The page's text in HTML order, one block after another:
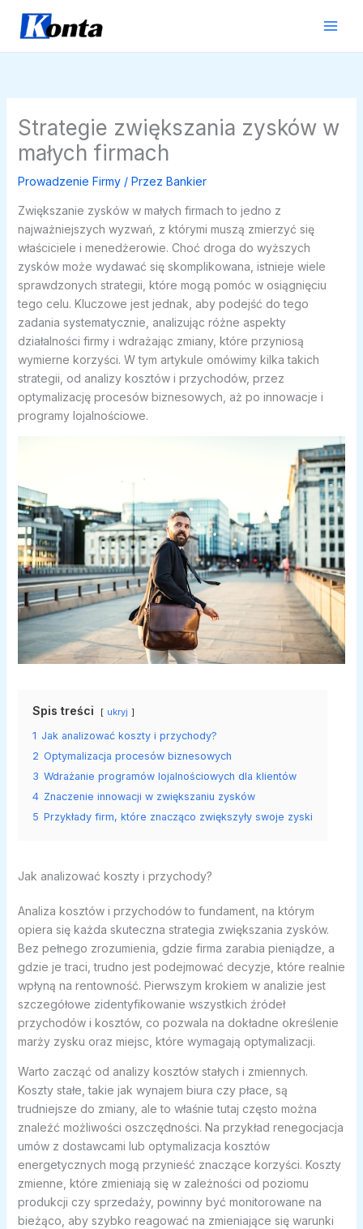
Strategie zwiększania zysków w
małych firmach
Prowadzenie Firmy/ Przez Bankier
Zwiększanie zysków w małych firmach to jedno z
najważniejszych wyzwań, z którymi muszą zmierzyć się
właściciele i menedżerowie. Choć droga do wyższych
zysków może wydawać się skomplikowana, istnieje wiele
sprawdzonych strategii, które mogą pomóc w osiągnięciu
tego celu. Kluczowe jest jednak, aby podejść do tego
zadania systematycznie, analizując różne aspekty
działalności firmy i wdrażając zmiany, które przyniosą
wymierne korzyści. W tym artykule omówimy kilka takich
strategii, od analizy kosztów i przychodów, przez
optymalizację procesów biznesowych, aż po innowacje i
programy lojalnościowe.
Spis treści ukryj
1 Jak analizować koszty i przychody?
2 Optymalizacja procesów biznesowych
3 Wdrażanie programów lojalnościowych dla klientów
4 Znaczenie innowacji w zwiększaniu zysków
5 Przykłady firm, które znacząco zwiększyły swoje zyski
Jak analizować koszty i przychody?
Analiza kosztów i przychodów to fundament, na którym
opiera się każda skuteczna strategia zwiększania zysków.
Bez pełnego zrozumienia, gdzie firma zarabia pieniądze, a
gdzie je traci, trudno jest podejmować decyzje, które realnie
wpłyną na rentowność. Pierwszym krokiem w analizie jest
szczegółowe zidentyfikowanie wszystkich źródeł
przychodów i kosztów, co pozwala na dokładne określenie
marży zysku oraz miejsc, które wymagają optymalizacji.
Warto zacząć od analizy kosztów stałych i zmiennych.
Koszty stałe, takie jak wynajem biura czy płace, są
trudniejsze do zmiany, ale to właśnie tutaj często można
znaleźć możliwości oszczędności. Na przykład renegocjacja
umów z dostawcami lub optymalizacja kosztów
energetycznych mogą przynieść znaczące korzyści. Koszty
zmienne, które zmieniają się w zależności od poziomu
produkcji czy sprzedaży, powinny być monitorowane na
bieżąco, aby szybko reagować na zmieniające się warunki